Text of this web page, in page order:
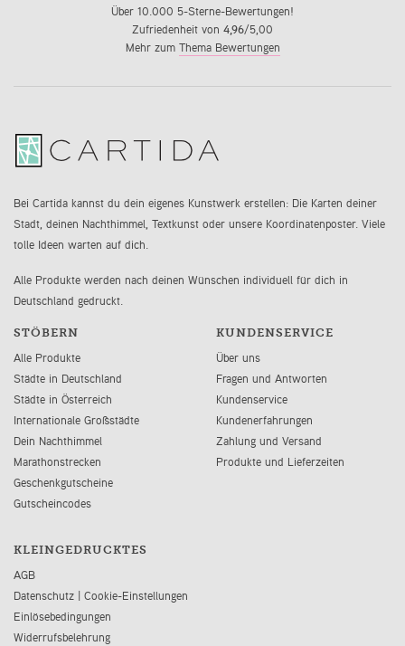
Über 10.000 5-Sterne-Bewertungen!
Zufriedenheit von 4,96/5,00
Mehr zum Thema Bewertungen
Bei Cartida kannst du dein eigenes Kunstwerk erstellen: Die Karten deiner
Stadt, deinen Nachthimmel, Textkunst oder unsere Koordinatenposter. Viele
tolle Ideen warten auf dich.
Alle Produkte werden nach deinen Wünschen individuell für dich in
Deutschland gedruckt.
STÖBERN
Alle Produkte
Städte in Deutschland
Städte in Österreich
Internationale Großstädte
Dein Nachthimmel
Marathonstrecken
Geschenkgutscheine
Gutscheincodes
KUNDENSERVICE
Über uns
Fragen und Antworten
Kundenservice
Kundenerfahrungen
Zahlung und Versand
Produkte und Lieferzeiten
KLEINGEDRUCKTES
AGB
Datenschutz | Cookie-Einstellungen
Einlösebedingungen
Widerrufsbelehrung